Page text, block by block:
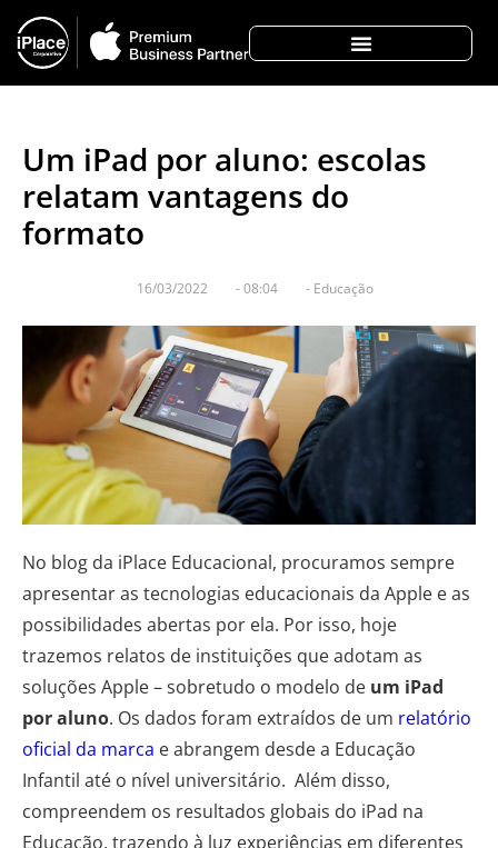
Um iPad por aluno: escolas
relatam vantagens do
formato
16/03/2022 -08:04 - Educação
No blog da iPlace Educacional, procuramos sempre
apresentar as tecnologias educacionais da Apple e as
possibilidades abertas por ela. Por isso, hoje
trazemos relatos de instituições que adotam as
soluções Apple – sobretudo o modelo de um iPad
por aluno. Os dados foram extraídos de um relatório
oficial da marca e abrangem desde a Educação
Infantil até o nível universitário. Além disso,
compreendem os resultados globais do iPad na
Educação, trazendo à luz experiências em diferentes